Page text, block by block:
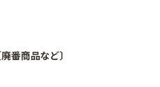
番商品など〕